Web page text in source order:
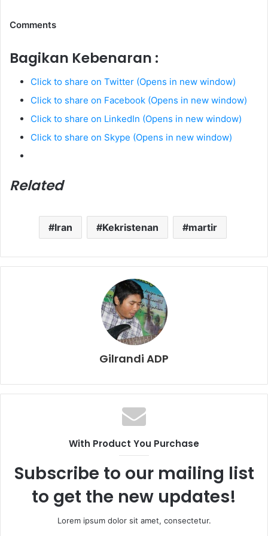
Comments
Bagikan Kebenaran :
Click to share on Twitter (Opens in new window)
Click to share on Facebook (Opens in new window)
Click to share on LinkedIn (Opens in new window)
Click to share on Skype (Opens in new window)
Related
Iran Kekristenan martir
Gilrandi ADP
With Product You Purchase
Subscribe to our mailing list
to get the new updates!
Lorem ipsum dolor sit amet, consectetur.